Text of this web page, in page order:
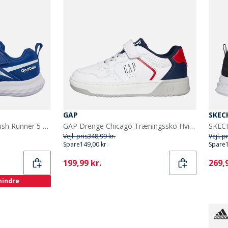
Reebok Børneløbesko Rush Runner 5 med elastiksnørebånd og velcrorem Neutral Vector Blue/Vector Blue/Hvid
GAP
GAP Drenge Chicago Træningssko Hvid/Marineblå/Rød White Navy Red
Vejl. pris348,99 kr.
Spare149,00 kr.
Current
199,99 kr.
Vejl.
Spare